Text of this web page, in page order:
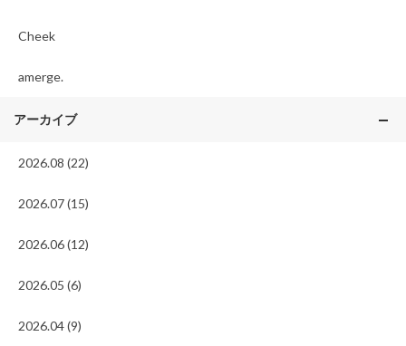
Cheek
amerge.
アーカイブ
2026.08 (22)
2026.07 (15)
2026.06 (12)
2026.05 (6)
2026.04 (9)